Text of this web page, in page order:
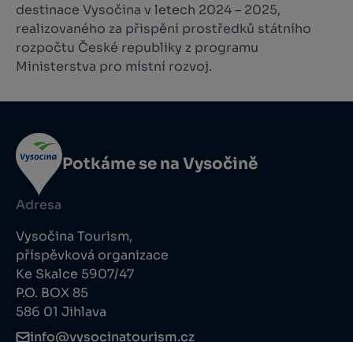
destinace Vysočina v letech 2024 – 2025,
realizovaného za přispění prostředků státního
rozpočtu České republiky z programu
Ministerstva pro místní rozvoj.
Potkáme se na Vysočině
Adresa
Vysočina Tourism,
příspěvková organizace
Ke Skalce 5907/47
P.O. BOX 85
586 01 Jihlava
info@vysocinatourism.cz